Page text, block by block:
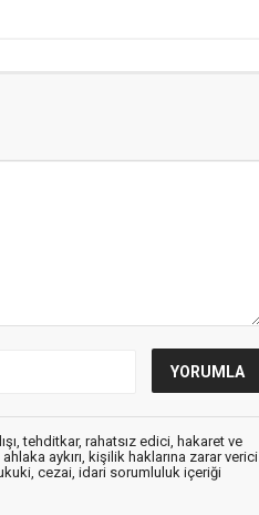
tehditkar, rahatsız edici, hakaret ve
aykırı, kişilik haklarına zarar verici
cezai, idari sorumluluk içeriği